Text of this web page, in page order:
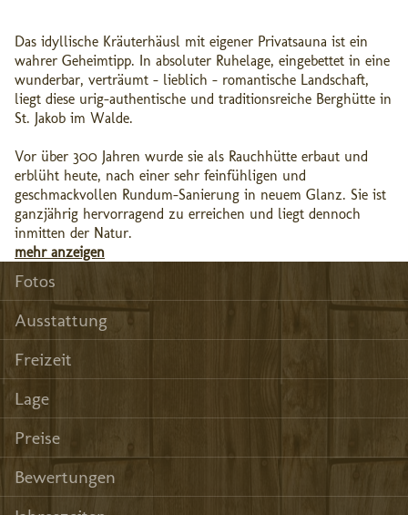
Das idyllische Kräuterhäusl mit eigener Privatsauna ist ein
wahrer Geheimtipp. In absoluter Ruhelage, eingebettet in eine
wunderbar, verträumt - lieblich - romantische Landschaft,
liegt diese urig-authentische und traditionsreiche Berghütte in
St. Jakob im Walde.
Vor über 300 Jahren wurde sie als Rauchhütte erbaut und
erblüht heute, nach einer sehr feinfühligen und
geschmackvollen Rundum-Sanierung in neuem Glanz. Sie ist
ganzjährig hervorragend zu erreichen und liegt dennoch
inmitten der Natur.
mehr anzeigen
Fotos
Ausstattung
Freizeit
Lage
Preise
Bewertungen